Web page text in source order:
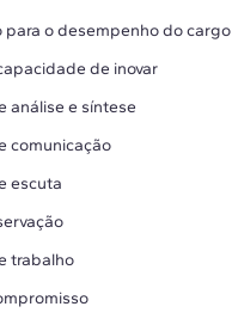
para o desempenho do cargo
de inovar
análise e síntese
comunicação
escuta
trabalho